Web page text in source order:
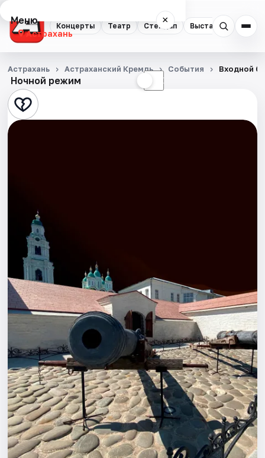
Концерты Театр Стендап Выставки
Меню ×
Астрахань
Концерты
Театр
Стендап
Спорт
События
Города
Площадки
Артисты
Рейтинги
Ночной режим ☾
Астрахань Астраханский Кремль События Входной